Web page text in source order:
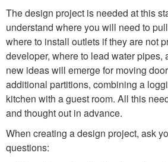
The design project is needed at this
understand where you will need to
where to install outlets if they are not
developer, where to lead water pipes,
new ideas will emerge for moving
additional partitions, combining a
kitchen with a guest room. All this
and thought out in advance.
When creating a design project, ask
questions: